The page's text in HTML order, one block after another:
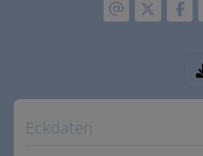
Eckdaten